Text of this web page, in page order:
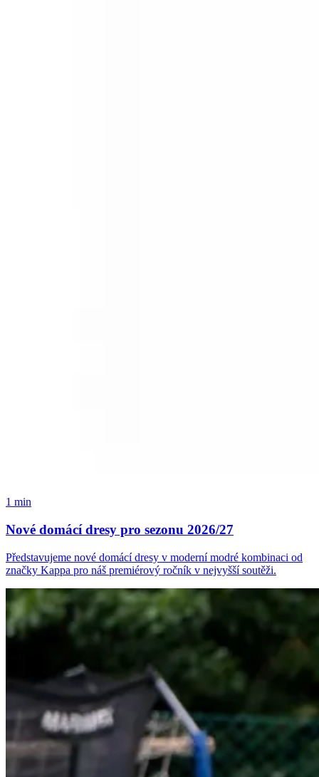
1 min
Nové domácí dresy pro sezonu 2026/27
Představujeme nové domácí dresy v moderní modré kombinaci od
značky Kappa pro náš premiérový ročník v nejvyšší soutěži.